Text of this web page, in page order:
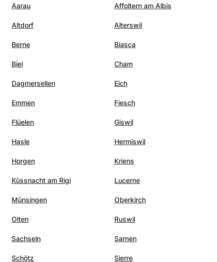
Inès a
tout
Aarau Affoltern am Albis
Altdorf Alterswil
Berne Biasca
Biel Cham
Dagmersellen Eich
Emmen Fiesch
Flüelen Giswil
Hasle Hermiswil
Horgen Kriens
Küssnacht am Rigi Lucerne
Münsingen Oberkirch
Olten Ruswil
Sachseln Sarnen
Schötz Sierre